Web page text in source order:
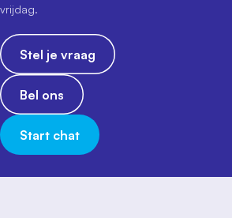
vrijdag.
Stel je vraag
Bel ons
Start chat